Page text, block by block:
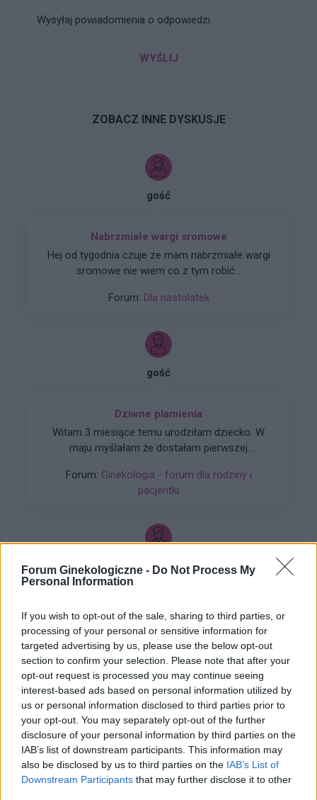
Forum Ginekologiczne - Do Not Process My
Personal Information
If you wish to opt-out of the sale, sharing to third parties, or
processing of your personal or sensitive information for
targeted advertising by us, please use the below opt-out
section to confirm your selection. Please note that after your
opt-out request is processed you may continue seeing
interest-based ads based on personal information utilized by
us or personal information disclosed to third parties prior to
your opt-out. You may separately opt-out of the further
disclosure of your personal information by third parties on the
IAB’s list of downstream participants. This information may
also be disclosed by us to third parties on the IAB’s List of
Downstream Participants that may further disclose it to other
Wysyłaj powiadomienia o odpowiedzi
WYŚLIJ
ZOBACZ INNE DYSKUSJE
gość
Nabrzmiałe wargi sromowe
Hej od tygodnia czuje ze mam nabrzmiałe wargi
sromowe nie wiem co z tym robić...
Forum: Dla nastolatek
gość
Dziwne plamienia
Witam 3 miesiące temu urodziłam dziecko. W
maju myślałam że dostałam pierwszej
typowe jak na okres. Przypominało to bardziej
takie plamienie i to nie żywą różową Kris ze
dnia był a na drugi dzień było czysto. I robi się
mi tak co 2 tyg raz trwa 3 dni a raz 6 jak przy
Forum: Ginekologia - forum dla rodziny i
pacjentki
gość
Hej od pewnego czasu pojawiają mi sie drobne
krostki na pochwie szczególnie po goleniu nie
wiem czy to wina maszynki...
Forum:Dla nastolatek
gość
Histeroskopia